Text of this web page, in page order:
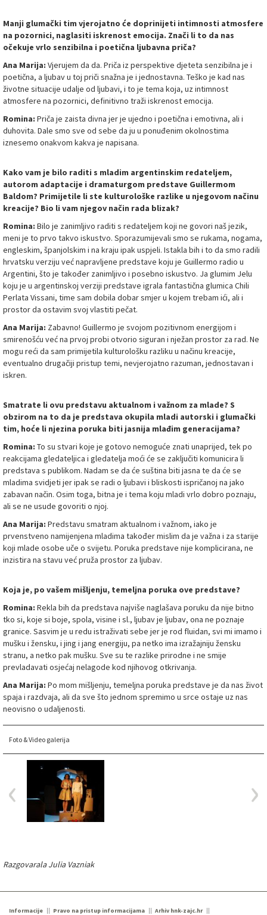
Manji glumački tim vjerojatno će doprinijeti intimnosti atmosfere
na pozornici, naglasiti iskrenost emocija. Znači li to da nas
očekuje vrlo senzibilna i poetična ljubavna priča?
Ana Marija: Vjerujem da da. Priča iz perspektive djeteta senzibilna je i
poetična, a ljubav u toj priči snažna je i jednostavna. Teško je kad nas
životne situacije udalje od ljubavi, i to je tema koja, uz intimnost
atmosfere na pozornici, definitivno traži iskrenost emocija.
Romina: Priča je zaista divna jer je ujedno i poetična i emotivna, ali i
duhovita. Dale smo sve od sebe da ju u ponuđenim okolnostima
iznesemo onakvom kakva je napisana.
Kako vam je bilo raditi s mladim argentinskim redateljem,
autorom adaptacije i dramaturgom predstave Guillermom
Baldom? Primijetile li ste kulturološke razlike u njegovom načinu
kreacije? Bio li vam njegov način rada blizak?
Romina: Bilo je zanimljivo raditi s redateljem koji ne govori naš jezik,
meni je to prvo takvo iskustvo. Sporazumijevali smo se rukama, nogama,
engleskim, španjolskim i na kraju ipak uspjeli. Istakla bih i to da smo radili
hrvatsku verziju već napravljene predstave koju je Guillermo radio u
Argentini, što je također zanimljivo i posebno iskustvo. Ja glumim Jelu
koju je u argentinskoj verziji predstave igrala fantastična glumica Chili
Perlata Vissani, time sam dobila dobar smjer u kojem trebam ići, ali i
prostor da ostavim svoj vlastiti pečat.
Ana Marija: Zabavno! Guillermo je svojom pozitivnom energijom i
smirenošću već na prvoj probi otvorio siguran i nježan prostor za rad. Ne
mogu reći da sam primijetila kulturološku razliku u načinu kreacije,
eventualno drugačiji pristup temi, nevjerojatno razuman, jednostavan i
iskren.
Smatrate li ovu predstavu aktualnom i važnom za mlade? S
obzirom na to da je predstava okupila mladi autorski i glumački
tim, hoće li njezina poruka biti jasnija mlađim generacijama?
Romina: To su stvari koje je gotovo nemoguće znati unaprijed, tek po
reakcijama gledateljica i gledatelja moći će se zaključiti komunicira li
predstava s publikom. Nadam se da će suština biti jasna te da će se
mladima svidjeti jer ipak se radi o ljubavi i bliskosti ispričanoj na jako
zabavan način. Osim toga, bitna je i tema koju mladi vrlo dobro poznaju,
ali se ne usude govoriti o njoj.
Ana Marija: Predstavu smatram aktualnom i važnom, iako je
prvenstveno namijenjena mladima također mislim da je važna i za starije
koji mlade osobe uče o svijetu. Poruka predstave nije komplicirana, ne
inzistira na stavu već pruža prostor za ljubav.
Koja je, po vašem mišljenju, temeljna poruka ove predstave?
Romina: Rekla bih da predstava najviše naglašava poruku da nije bitno
tko si, koje si boje, spola, visine i sl., ljubav je ljubav, ona ne poznaje
granice. Sasvim je u redu istraživati sebe jer je rod fluidan, svi mi imamo i
mušku i žensku, i jing i jang energiju, pa netko ima izražajniju žensku
stranu, a netko pak mušku. Sve su te razlike prirodne i ne smije
prevladavati osjećaj nelagode kod njihovog otkrivanja.
Ana Marija: Po mom mišljenju, temeljna poruka predstave je da nas život
spaja i razdvaja, ali da sve što jednom spremimo u srce ostaje uz nas
neovisno o udaljenosti.
Foto & Video galerija
Razgovarala Julia Vazniak
Informacije Pravo na pristup informacijama Arhiv hnk-zajc.hr